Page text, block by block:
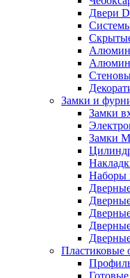
Двери
Замки и
Замки
Замки
Наборы
Пластиковые